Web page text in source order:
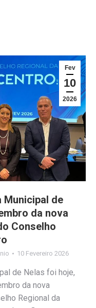
Fev
10
2026
Municipal de
da nova
Conselho
10 Fevereiro 2026
de Nelas foi hoje,
da nova
Regional da